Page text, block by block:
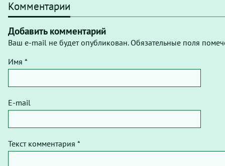
Комментарии
Добавить комментарий
Ваш e-mail не будет опубликован. Обязательные поля
Имя *
E-mail
Текст комментария *